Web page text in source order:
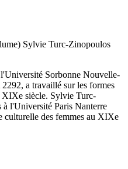
Sylvie Turc-Zinopoulos
Sorbonne Nouvelle-
a travaillé sur les formes
XIXe siècle. Sylvie Turc-
l'Université Paris Nanterre
des femmes au XIXe